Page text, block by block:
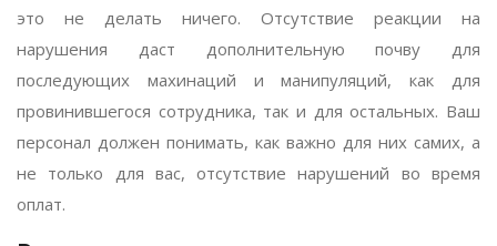
это не делать ничего. Отсутствие реакции на
нарушения даст дополнительную почву для
последующих махинаций и манипуляций, как для
провинившегося сотрудника, так и для остальных. Ваш
персонал должен понимать, как важно для них самих, а
не только для вас, отсутствие нарушений во время
оплат.